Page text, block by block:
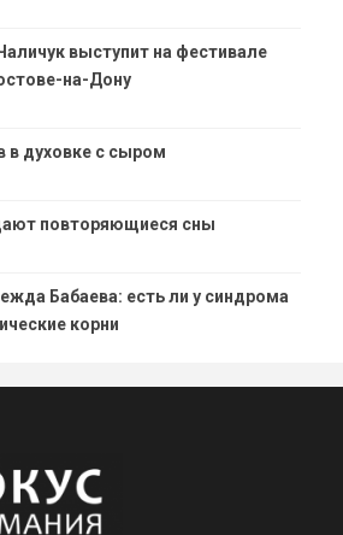
выступит на фестивале
на-Дону
в духовке с сыром
повторяющиеся сны
Бабаева: есть ли у синдрома
корни